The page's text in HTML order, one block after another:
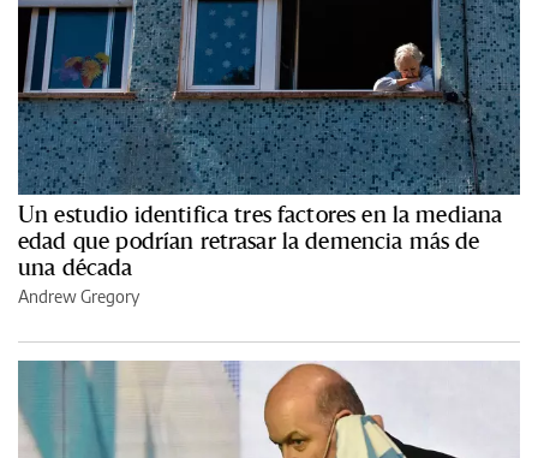
Un estudio identifica tres factores en la mediana
edad que podrían retrasar la demencia más de
una década
Andrew Gregory